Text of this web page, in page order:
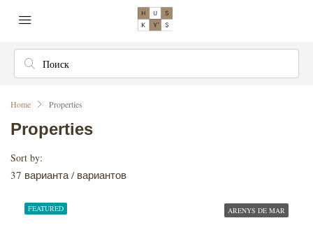
Home Properties
Properties
37 варианта / вариантов
Sort by:
FEATURED ARENYS DE MAR